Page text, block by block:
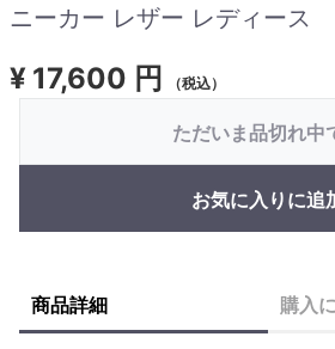
ニーカー レザー レディース
¥ 17,600 円 （税込）
ただいま品切れ中
お気に入りに追
商品詳細 購入